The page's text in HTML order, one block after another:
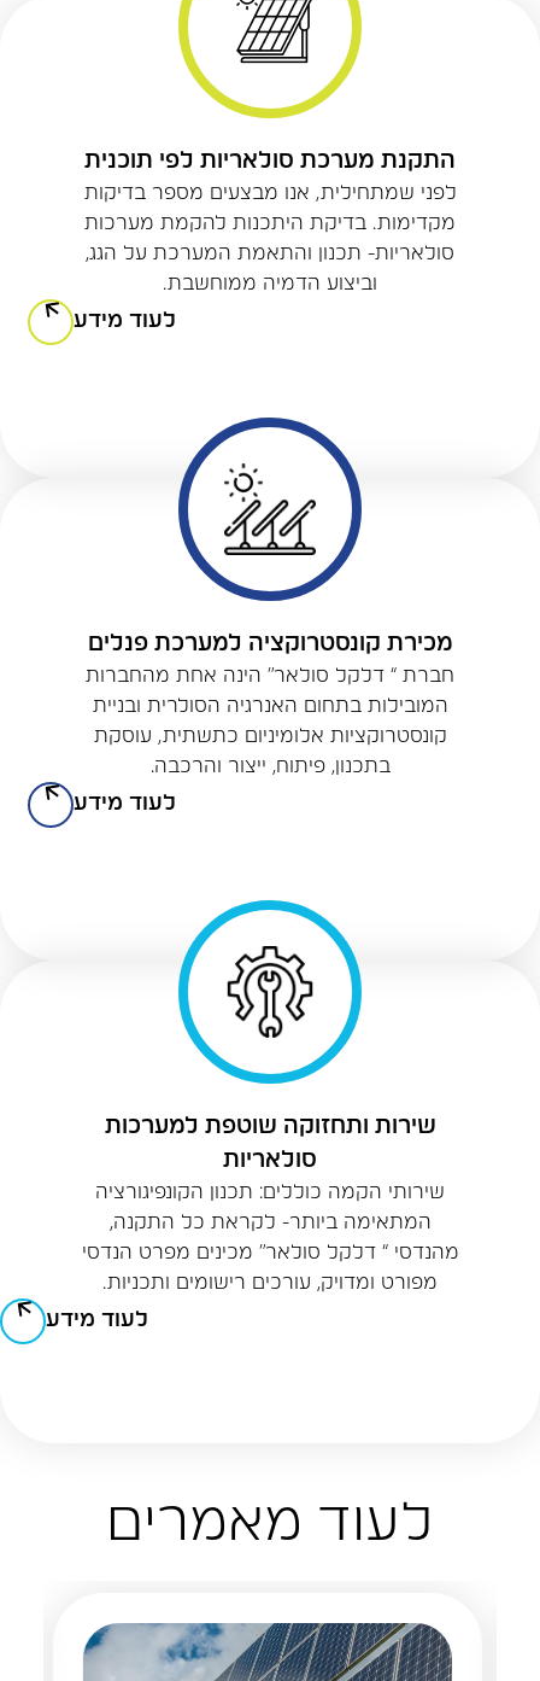
התקנת מערכת סולאריות לפי תוכנית
לפני שמתחילית, אנו מבצעים מספר בדיקות
מקדימות. בדיקת היתכנות להקמת מערכות
סולאריות- תכנון והתאמת המערכת על הגג,
וביצוע הדמיה ממוחשבת.
לעוד מידע
מכירת קונסטרוקציה למערכת פנלים
חברת “ דלקל סולאר” הינה אחת מהחברות
המובילות בתחום האנרגיה הסולרית ובניית
קונסטרוקציות אלומיניום כתשתית, עוסקת
בתכנון, פיתוח, ייצור והרכבה.
לעוד מידע
שירות ותחזוקה שוטפת למערכות
סולאריות
שירותי הקמה כוללים: תכנון הקונפיגורציה
המתאימה ביותר- לקראת כל התקנה,
מהנדסי “ דלקל סולאר” מכינים מפרט הנדסי
מפורט ומדויק, עורכים רישומים ותכניות.
לעוד מידע
לעוד מאמרים